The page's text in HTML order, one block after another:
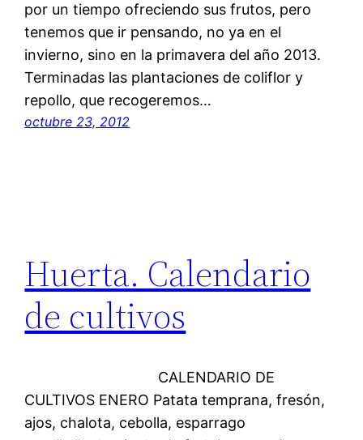
por un tiempo ofreciendo sus frutos, pero
tenemos que ir pensando, no ya en el
invierno, sino en la primavera del año 2013.
Terminadas las plantaciones de coliflor y
repollo, que recogeremos…
octubre 23, 2012
Huerta. Calendario
de cultivos
CALENDARIO DE
CULTIVOS ENERO Patata temprana, fresón,
ajos, chalota, cebolla, esparrago